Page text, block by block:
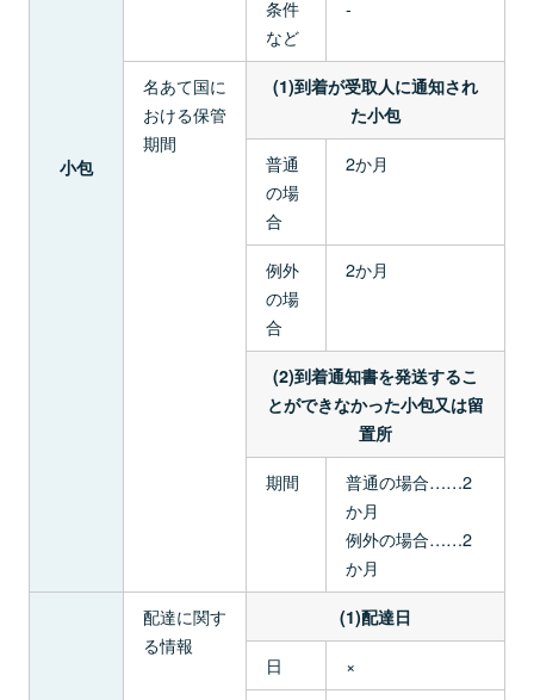
小包
条件
など
-
名あて国に
おける保管
期間
(1)到着が受取人に通知され
た小包
普通
の場
合
2か月
例外
の場
合
2か月
(2)到着通知書を発送するこ
とができなかった小包又は留
置所
期間
普通の場合……2
か月
例外の場合……2
か月
配達に関す
る情報
(1)配達日
日
×